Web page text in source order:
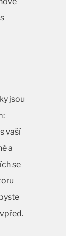
jsou
vaší
a
se